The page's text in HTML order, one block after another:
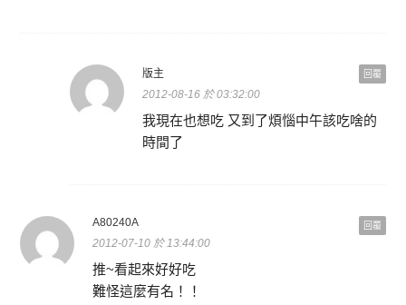
回覆
版主
2012-08-16 於 03:32:00
我現在也想吃 又到了煩惱中午該吃啥的
時間了
回覆
A80240A
2012-07-10 於 13:44:00
推~看起來好好吃
難怪這麼有名！！